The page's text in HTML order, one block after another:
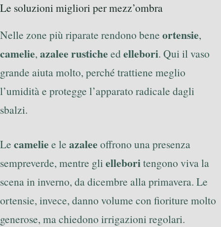
Le soluzioni migliori per mezz’ombra
Nelle zone più riparate rendono bene ortensie,
camelie, azalee rustiche edellebori. Qui il vaso
grande aiuta molto, perché trattiene meglio
l’umidità e protegge l’apparato radicale dagli
sbalzi.
Le camelie e le azalee offrono una presenza
sempreverde, mentre glielleboritengono viva la
scena in inverno, da dicembre alla primavera. Le
ortensie, invece, danno volume con fioriture molto
generose, ma chiedono irrigazioni regolari.